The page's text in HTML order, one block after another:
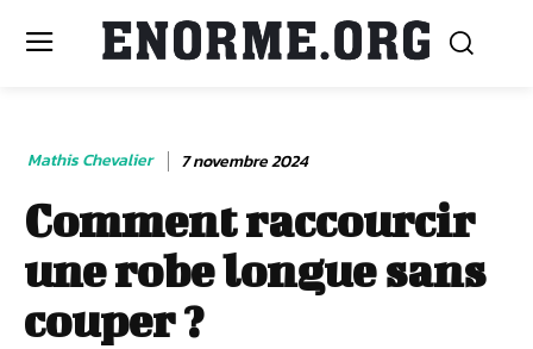
Mathis Chevalier 7 novembre 2024
Comment raccourcir
une robe longue sans
couper ?